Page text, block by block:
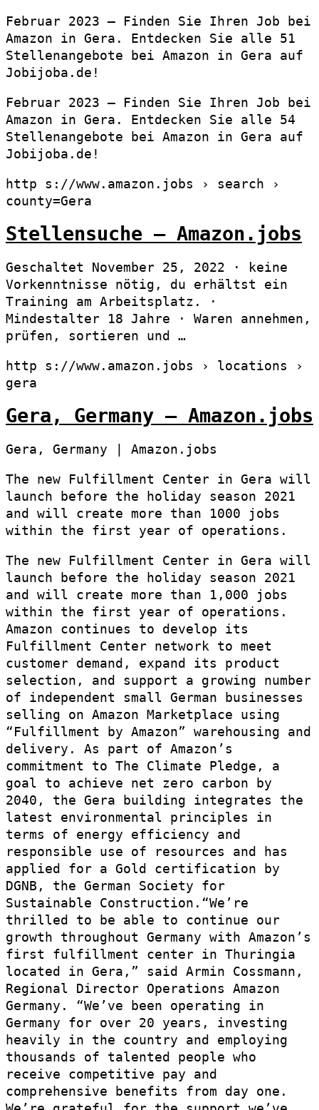
Februar 2023 – Finden Sie Ihren Job bei
Amazon in Gera. Entdecken Sie alle 51
Stellenangebote bei Amazon in Gera auf
Jobijoba.de!
Februar 2023 – Finden Sie Ihren Job bei
Amazon in Gera. Entdecken Sie alle 54
Stellenangebote bei Amazon in Gera auf
Jobijoba.de!
http s://www.amazon.jobs › search ›
county=Gera
Stellensuche – Amazon.jobs
Geschaltet November 25, 2022 · keine
Vorkenntnisse nötig, du erhältst ein
Training am Arbeitsplatz. ·
Mindestalter 18 Jahre · Waren annehmen,
prüfen, sortieren und …
http s://www.amazon.jobs › locations ›
gera
Gera, Germany – Amazon.jobs
Gera, Germany | Amazon.jobs
The new Fulfillment Center in Gera will
launch before the holiday season 2021
and will create more than 1000 jobs
within the first year of operations.
The new Fulfillment Center in Gera will
launch before the holiday season 2021
and will create more than 1,000 jobs
within the first year of operations.
Amazon continues to develop its
Fulfillment Center network to meet
customer demand, expand its product
selection, and support a growing number
of independent small German businesses
selling on Amazon Marketplace using
“Fulfillment by Amazon” warehousing and
delivery. As part of Amazon’s
commitment to The Climate Pledge, a
goal to achieve net zero carbon by
2040, the Gera building integrates the
latest environmental principles in
terms of energy efficiency and
responsible use of resources and has
applied for a Gold certification by
DGNB, the German Society for
Sustainable Construction.“We’re
thrilled to be able to continue our
growth throughout Germany with Amazon’s
first fulfillment center in Thuringia
located in Gera,” said Armin Cossmann,
Regional Director Operations Amazon
Germany. “We’ve been operating in
Germany for over 20 years, investing
heavily in the country and employing
thousands of talented people who
receive competitive pay and
comprehensive benefits from day one.